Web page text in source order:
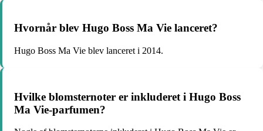
Hvornår blev Hugo Boss Ma Vie lanceret?
Hugo Boss Ma Vie blev lanceret i 2014.
Hvilke blomsternoter er inkluderet i Hugo Boss
Ma Vie-parfumen?